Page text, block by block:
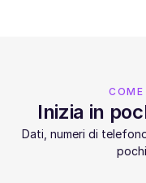
COME
Inizia in
Dati, numeri di